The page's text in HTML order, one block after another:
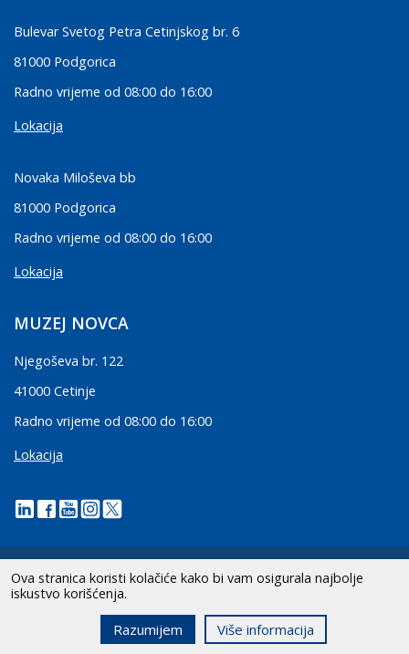
Ova stranica koristi kolačiće kako bi vam osigurala najbolje
iskustvo korišćenja.
Razumijem Više informacija
Bulevar Svetog Petra Cetinjskog br. 6
81000 Podgorica
Radno vrijeme od 08:00 do 16:00
Lokacija
Novaka Miloševa bb
81000 Podgorica
Radno vrijeme od 08:00 do 16:00
Lokacija
MUZEJ NOVCA
Njegoševa br. 122
41000 Cetinje
Radno vrijeme od 08:00 do 16:00
Lokacija
2026 CBCG | Sva prava zadržana.